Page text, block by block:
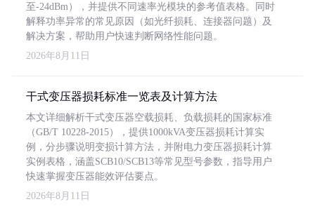
至-24dBm），并提供不同速率光模块的参考值表格。同时
解释功率异常的常见原因（如光纤损耗、连接器问题）及
解决方案，帮助用户快速判断网络性能问题。
2026年8月11日
干式变压器损耗标准一览表及计算方法
本文详细解析干式变压器空载损耗、负载损耗的国家标准
（GB/T 10228-2015），提供1000kVA变压器损耗计算实
例，分步骤说明变损计算方法，并附电力变压器损耗计算
实例表格，涵盖SCB10/SCB13等常见型号参数，指导用户
快速掌握变压器能效评估要点。
2026年8月11日